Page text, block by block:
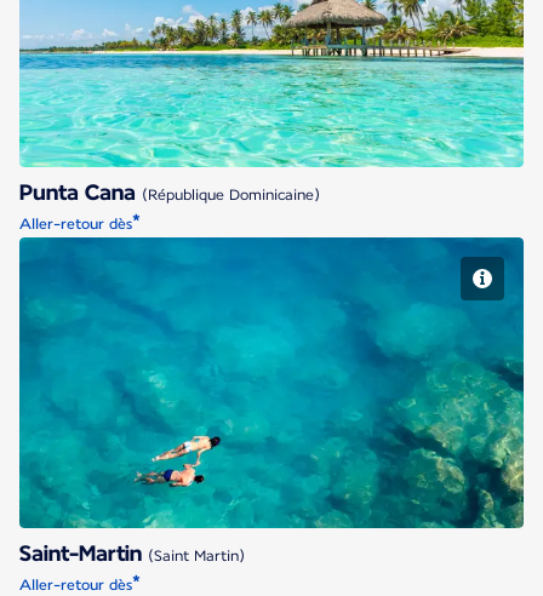
Punta Cana
Punta Cana (République Dominicaine)
Aller-retour dès*
Saint-Martin
Saint-Martin (Saint Martin)
Aller-retour dès*